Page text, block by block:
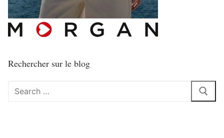
Rechercher sur le blog
Rechercher